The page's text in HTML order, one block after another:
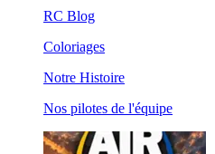
RC Blog
Coloriages
Notre Histoire
Nos pilotes de l'équipe